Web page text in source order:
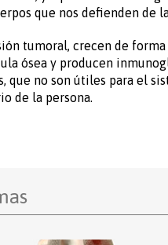
que nos defienden de
tumoral, crecen de
ósea y producen
que no son útiles para el
de la persona.